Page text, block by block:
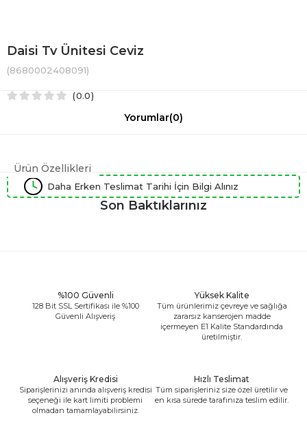
Daisi Tv Ünitesi Ceviz
(8680002408091)
0.0
Yorumlar(0)
Ürün Özellikleri
Daha Erken Teslimat Tarihi İçin Bilgi Alınız
Son Baktıklarınız
%100 Güvenli
128 Bit SSL Sertifikası ile %100
Güvenli Alışveriş
Yüksek Kalite
Tüm ürünlerimiz çevreye ve sağlığa
zararsız kanserojen madde
içermeyen E1 Kalite Standardında
üretilmiştir.
Alışveriş Kredisi
Siparişlerinizi anında alışveriş kredisi
seçeneği ile kart limiti problemi
olmadan tamamlayabilirsiniz.
Hızlı Teslimat
Tüm siparişleriniz size özel üretilir ve
en kısa sürede tarafınıza teslim edilir.